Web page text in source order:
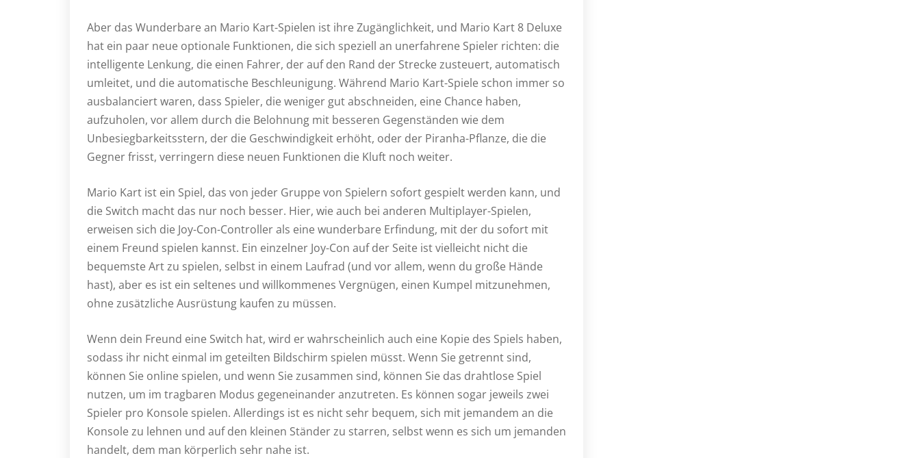
Aber das Wunderbare an Mario Kart-Spielen ist ihre Zugänglichkeit, und Mario Kart 8 Deluxe
hat ein paar neue optionale Funktionen, die sich speziell an unerfahrene Spieler richten: die
intelligente Lenkung, die einen Fahrer, der auf den Rand der Strecke zusteuert, automatisch
umleitet, und die automatische Beschleunigung. Während Mario Kart-Spiele schon immer so
ausbalanciert waren, dass Spieler, die weniger gut abschneiden, eine Chance haben,
aufzuholen, vor allem durch die Belohnung mit besseren Gegenständen wie dem
Unbesiegbarkeitsstern, der die Geschwindigkeit erhöht, oder der Piranha-Pflanze, die die
Gegner frisst, verringern diese neuen Funktionen die Kluft noch weiter.
Mario Kart ist ein Spiel, das von jeder Gruppe von Spielern sofort gespielt werden kann, und
die Switch macht das nur noch besser. Hier, wie auch bei anderen Multiplayer-Spielen,
erweisen sich die Joy-Con-Controller als eine wunderbare Erfindung, mit der du sofort mit
einem Freund spielen kannst. Ein einzelner Joy-Con auf der Seite ist vielleicht nicht die
bequemste Art zu spielen, selbst in einem Laufrad (und vor allem, wenn du große Hände
hast), aber es ist ein seltenes und willkommenes Vergnügen, einen Kumpel mitzunehmen,
ohne zusätzliche Ausrüstung kaufen zu müssen.
Wenn dein Freund eine Switch hat, wird er wahrscheinlich auch eine Kopie des Spiels haben,
sodass ihr nicht einmal im geteilten Bildschirm spielen müsst. Wenn Sie getrennt sind,
können Sie online spielen, und wenn Sie zusammen sind, können Sie das drahtlose Spiel
nutzen, um im tragbaren Modus gegeneinander anzutreten. Es können sogar jeweils zwei
Spieler pro Konsole spielen. Allerdings ist es nicht sehr bequem, sich mit jemandem an die
Konsole zu lehnen und auf den kleinen Ständer zu starren, selbst wenn es sich um jemanden
handelt, dem man körperlich sehr nahe ist.